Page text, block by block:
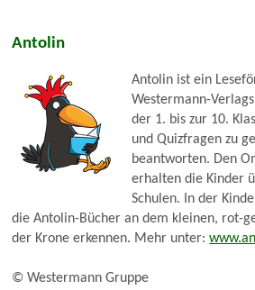
Antolin
Antolin ist ein
Westermann-
der 1. bis zur 10.
und Quizfragen zu
beantworten. Den
erhalten die Kinder
Schulen. In der
die Antolin-Bücher an dem kleinen, rot-
der Krone erkennen. Mehr unter:
© Westermann Gruppe